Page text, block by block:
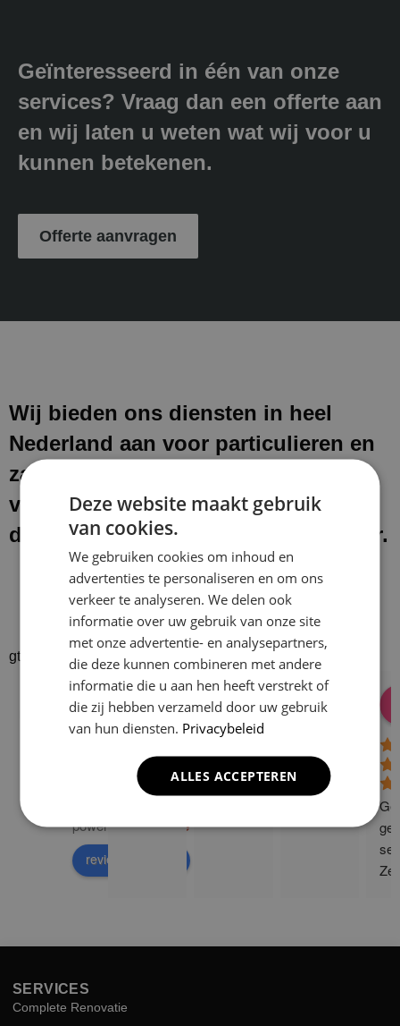
Geïnteresseerd in één van onze
services? Vraag dan een offerte aan
en wij laten u weten wat wij voor u
kunnen betekenen.
Offerte aanvragen
Wij bieden ons diensten in heel
Nederland aan voor particulieren en
zakelijke klanten. Na het uitvoeren
van onze werkzaamheden laten wij
de werkplek schoon en netjes achter.
gtrspvjgtroijvghtrs
Klusbedrijf CG
Company
4.9
Based on 129
powered byGoogle
review us on
Donald Vossen
08:28 17 Dec 24
Lisa Vlok
06:41 08 Oct 24 10:58 31
ge
SERVICES
Complete Renovatie
Deze website maakt gebruik
van cookies.
We gebruiken cookies om inhoud en
advertenties te personaliseren en om ons
verkeer te analyseren. We delen ook
informatie over uw gebruik van onze site
met onze advertentie- en analysepartners,
die deze kunnen combineren met andere
informatie die u aan hen heeft verstrekt of
die zij hebben verzameld door uw gebruik
van hun diensten. Privacybeleid
ALLES ACCEPTEREN